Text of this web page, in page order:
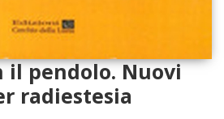
il pendolo. Nuovi
radiestesia